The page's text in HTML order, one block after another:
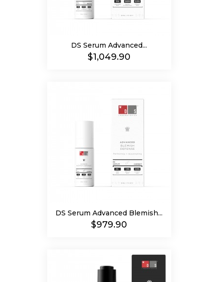
DS Serum Advanced...
Precio
$1,049.90
DS Serum Advanced Blemish...
Precio
$979.90